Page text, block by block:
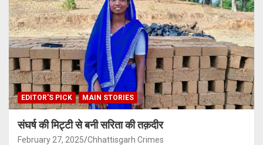
EDITOR'S PICK MAIN STORIES
संघर्ष की मिट्टी से बनी सरिता की तक़दीर
February 27, 2025 Chhattisgarh Crimes